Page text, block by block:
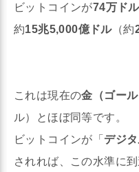
ビットコインが74万ドル
約15兆5,000億ドル（約
これは現在の金（ゴー
ル）とほぼ同等です。
ビットコインが「 デジ
されれば、この水準に